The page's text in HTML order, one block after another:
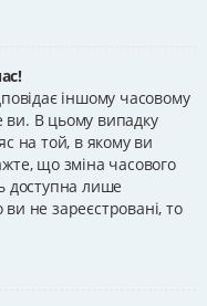
іншому часовому
ви. В цьому випадку
на той, в якому ви
що зміна часового
доступна лише
не зареєстровані, то